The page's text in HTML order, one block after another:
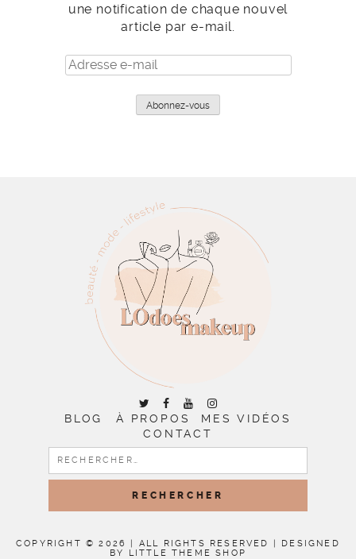
une notification de chaque nouvel
article par e-mail.
Adresse
e-
Abonnez-vous
BLOG À PROPOS
MES VIDÉOS
CONTACT
RECHERCHER :
COPYRIGHT © 2026 | ALL RIGHTS RESERVED | DESIGNED
BY LITTLE THEME SHOP